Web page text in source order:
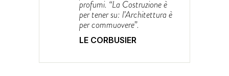
profumi. “La Costruzione è
per tener su: l’Architettura è
per commuovere”.
LE CORBUSIER